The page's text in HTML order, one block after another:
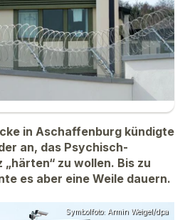
in Aschaffenburg kündigte
an, das Psychisch-
zu wollen. Bis zu
es aber eine Weile dauern.
Symbolfoto: Armin Weigel/dpa